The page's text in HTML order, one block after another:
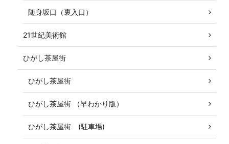
随身坂口（裏入口）
21世紀美術館
ひがし茶屋街
ひがし茶屋街
ひがし茶屋街 （早わかり版）
ひがし茶屋街 (駐車場)